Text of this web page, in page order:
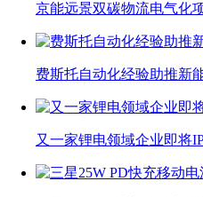
京能远景双碳物流电气化
费斯托自动化经验助推新
又一家锂电领域企业即将